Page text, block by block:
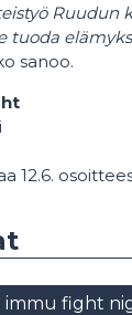
Ruudun
tuoda
sanoo.
12.6.
immu fight